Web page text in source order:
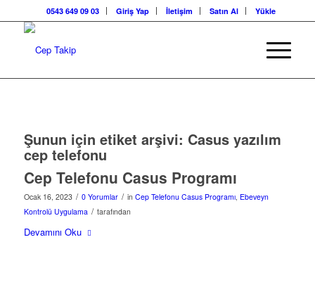
0543 649 09 03 Giriş Yap İletişim Satın Al Yükle
Şunun için etiket arşivi: Casus yazılım
cep telefonu
Cep Telefonu Casus Programı
Ocak 16, 2023 / 0 Yorumlar / in Cep Telefonu Casus Programı, Ebeveyn
Kontrolü Uygulama / tarafından
Devamını Oku